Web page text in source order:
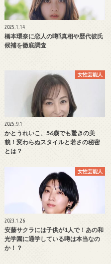
2025.1.14
橋本環奈に恋人の噂⁉真相や歴代彼氏
候補を徹底調査
女性芸能人
2025.9.1
かとうれいこ、56歳でも驚きの美
貌！変わらぬスタイルと若さの秘密
とは？
女性芸能人
2023.1.26
安藤サクラには子供が1人で！あの和
光学園に通学している噂は本当なの
か！？